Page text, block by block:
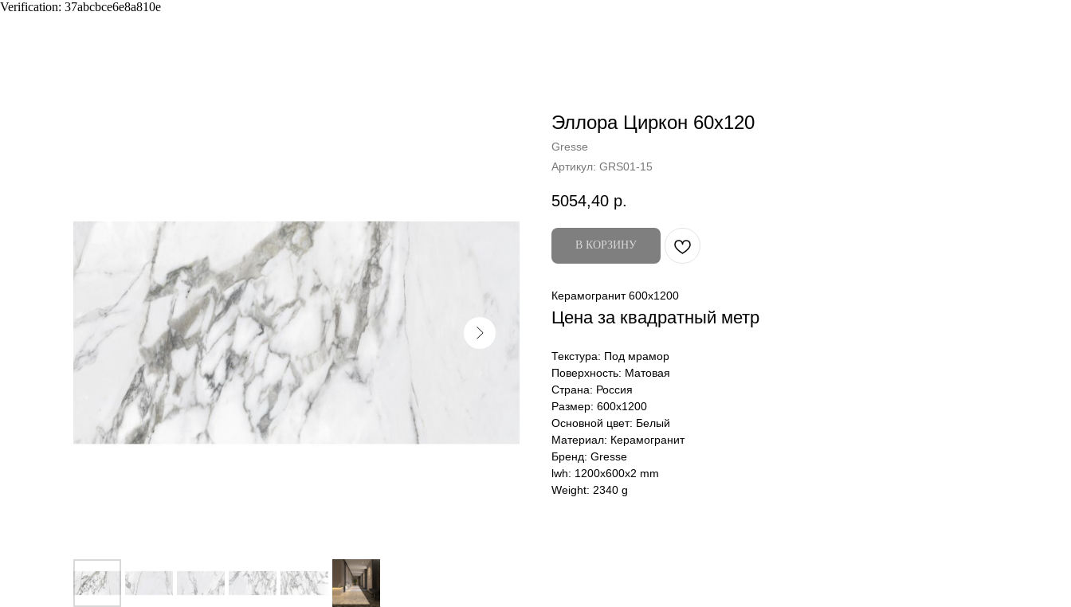
Verification: 37abcbce6e8a810e
Эллора Циркон 60x120
Gresse
Артикул: GRS01-15
5054,40 р.
В КОРЗИНУ
Керамогранит 600x1200
Цена за квадратный метр
Текстура: Под мрамор
Поверхность: Матовая
Страна: Россия
Размер: 600x1200
Основной цвет: Белый
Материал: Керамогранит
Бренд: Gresse
lwh: 1200x600x2 mm
Weight: 2340 g